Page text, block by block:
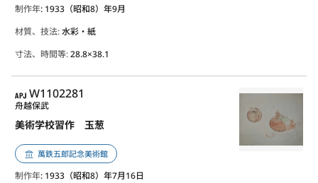
制作年: 1933（昭和8）年9月
材質、技法:水彩・紙
寸法、時間等:28.8×38.1
APJ
W1102281
美術学校習作 玉葱
舟越保武
萬鉄五郎記念美術館
制作年: 1933（昭和8）年7月16日